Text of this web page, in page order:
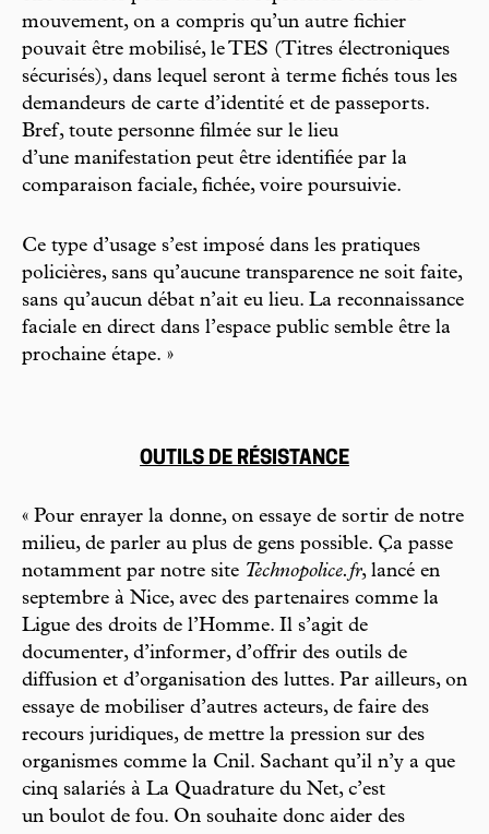
mouvement, on a compris qu’un autre fichier
pouvait être mobilisé, le TES (Titres électroniques
sécurisés), dans lequel seront à terme fichés tous les
demandeurs de carte d’identité et de passeports.
Bref, toute personne filmée sur le lieu
d’une manifestation peut être identifiée par la
comparaison faciale, fichée, voire poursuivie.
Ce type d’usage s’est imposé dans les pratiques
policières, sans qu’aucune transparence ne soit faite,
sans qu’aucun débat n’ait eu lieu. La reconnaissance
faciale en direct dans l’espace public semble être la
prochaine étape. »
OUTILS DE RÉSISTANCE
« Pour enrayer la donne, on essaye de sortir de notre
milieu, de parler au plus de gens possible. Ça passe
notamment par notre site Technopolice.fr, lancé en
septembre à Nice, avec des partenaires comme la
Ligue des droits de l’Homme. Il s’agit de
documenter, d’informer, d’offrir des outils de
diffusion et d’organisation des luttes. Par ailleurs, on
essaye de mobiliser d’autres acteurs, de faire des
recours juridiques, de mettre la pression sur des
organismes comme la Cnil. Sachant qu’il n’y a que
cinq salariés à La Quadrature du Net, c’est
un boulot de fou. On souhaite donc aider des